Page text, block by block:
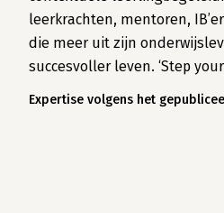
leerkrachten, mentoren,
die meer uit zijn
succesvoller leven. ‘Step
Expertise volgens het